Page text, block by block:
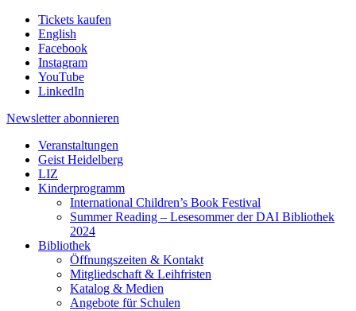
Tickets kaufen
English
Facebook
Instagram
YouTube
LinkedIn
Newsletter abonnieren
Veranstaltungen
Geist Heidelberg
LIZ
Kinderprogramm
International Children’s Book Festival
Summer Reading – Lesesommer der DAI Bibliothek
2024
Bibliothek
Öffnungszeiten & Kontakt
Mitgliedschaft & Leihfristen
Katalog & Medien
Angebote für Schulen